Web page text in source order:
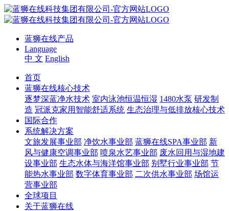
蓝狮在线产品
Language
中 文 English
首页
蓝狮在线核心技术
逐梦深蓝净水技术 室内泳池恒温恒湿 1480水泵 研发制
造 冠派克家用智能舒适系统 生态治理与低排放核心技术
国际合作
系统解决方案
文旅发展事业部 净饮水事业部 蓝狮在线SPA事业部 新
风与健康空调事业部 喷泉水艺事业部 废水回用与湿地建
设事业部 生态水体与海洋馆事业部 别墅行业事业部 节
能热水事业部 数字体育事业部 二次供水事业部 场馆运
营事业部
全球项目
关于蓝狮在线